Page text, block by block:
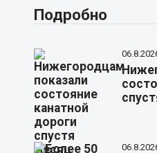
Подробно